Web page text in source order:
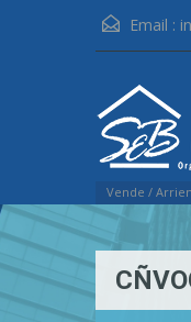
Email :
Vende /